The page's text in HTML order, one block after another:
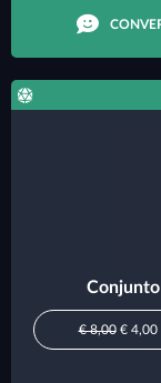
Conjunto
€ 8,00€ 4,00